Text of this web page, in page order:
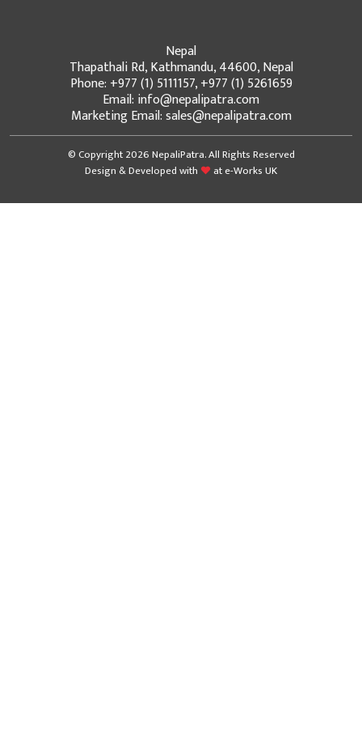
Nepal
Thapathali Rd, Kathmandu, 44600, Nepal
Phone: +977 (1) 5111157, +977 (1) 5261659
Email: info@nepalipatra.com
Marketing Email: sales@nepalipatra.com
© Copyright 2026 NepaliPatra. All Rights Reserved
Design & Developed with
ate-Works UK